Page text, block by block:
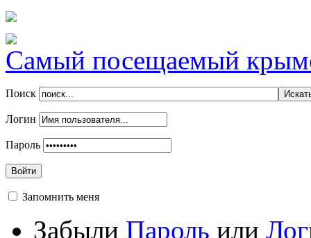
Самый посещаемый
Поиск
Логин
Пароль
Войти
Запомнить меня
Забыли Пароль или